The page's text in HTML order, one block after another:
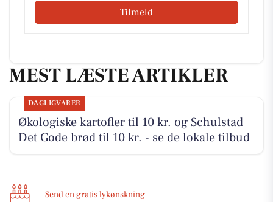
Tilmeld
MEST LÆSTE ARTIKLER
DAGLIGVARER
Økologiske kartofler til 10 kr. og Schulstad
Det Gode brød til 10 kr. - se de lokale tilbud
Send en gratis lykønskning